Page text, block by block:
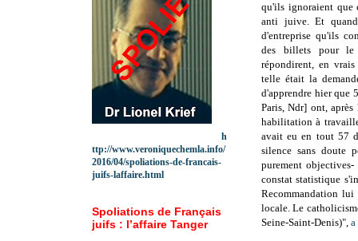
qu'ils ignoraient que
anti juive. Et
d'entreprise qu'ils
des billets pour
répondirent, en
telle était la
d'apprendre hier que
Paris, Ndr] ont,
habilitation à
avait eu en tout 57
silence sans doute
purement
constat statistique
Recommandation
locale. Le
Seine-Saint-Denis)",
h
ttp://www.veroniquechemla.info/
2016/04/spoliations-de-francais-
juifs-laffaire.html
Spoliations de Français
juifs : l’affaire Tanger